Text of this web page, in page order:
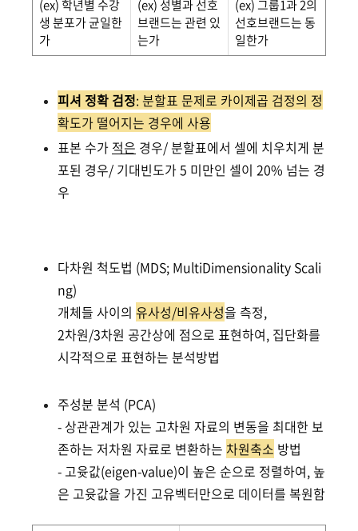
(ex) 학년별 수강
생 분포가 균일한
가
(ex) 성별과 선호
브랜드는 관련 있
는가
(ex) 그룹1과 2의
선호브랜드는 동
일한가
피셔 정확 검정: 분할표 문제로 카이제곱 검정의 정
확도가 떨어지는 경우에 사용
표본 수가 적은 경우/ 분할표에서 셀에 치우치게 분
포된 경우/ 기대빈도가 5 미만인 셀이 20% 넘는 경
우
다차원 척도법 (MDS; MultiDimensionality Scali
ng)
개체들 사이의 유사성/비유사성을 측정,
2차원/3차원 공간상에 점으로 표현하여, 집단화를
시각적으로 표현하는 분석방법
주성분 분석 (PCA)
- 상관관계가 있는 고차원 자료의 변동을 최대한 보
존하는 저차원 자료로 변환하는 차원축소 방법
- 고윳값(eigen-value)이 높은 순으로 정렬하여, 높
은 고윳값을 가진 고유벡터만으로 데이터를 복원함